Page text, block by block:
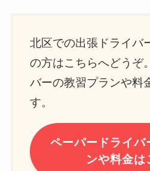
北区での出張ドライバ
の方はこちらへどうぞ
バーの教習プランや料
す。
ペーパードライバ
ンや料金は